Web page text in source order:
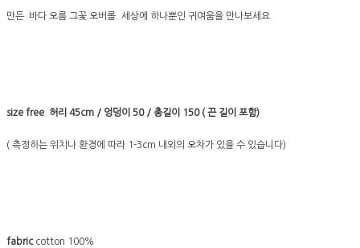
만든 바다 오름 그꽃 오버롤. 세상에 하나뿐인 귀여움을 만나보세요.
size free 허리 45cm / 엉덩이 50 / 총길이 150 ( 끈 길이 포함)
( 측정하는 위치나 환경에 따라 1-3cm 내외의 오차가 있을 수 있습니다)
fabric cotton 100%